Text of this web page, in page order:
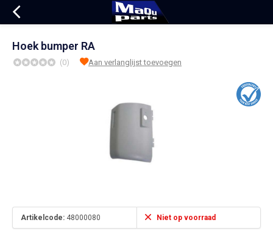
Hoek bumper RA
(0) Aan verlanglijst toevoegen
Artikelcode: 48000080 Niet op voorraad